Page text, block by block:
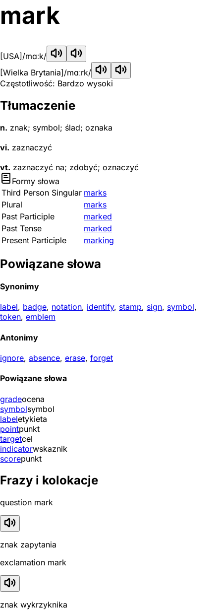
mark
[USA] /mɑːk/
[Wielka Brytania]/mɑːrk/
Częstotliwość: Bardzo wysoki
Tłumaczenie
n. znak; symbol; ślad; oznaka
vi. zaznaczyć
vt. zaznaczyć na; zdobyć; oznaczyć
Formy słowa
Third Person Singular marks
Plural
marks
Past Participle
marked
Past Tense
marked
Present Participle
marking
Powiązane słowa
Synonimy
label, badge, notation, identify, stamp, sign, symbol,
token, emblem
Antonimy
ignore, absence, erase, forget
Powiązane słowa
gradeocena
symbolsymbol
labeletykieta
pointpunkt
targetcel
indicatorwskaznik
scorepunkt
Frazy i kolokacje
question mark
znak zapytania
exclamation mark
znak wykrzyknika